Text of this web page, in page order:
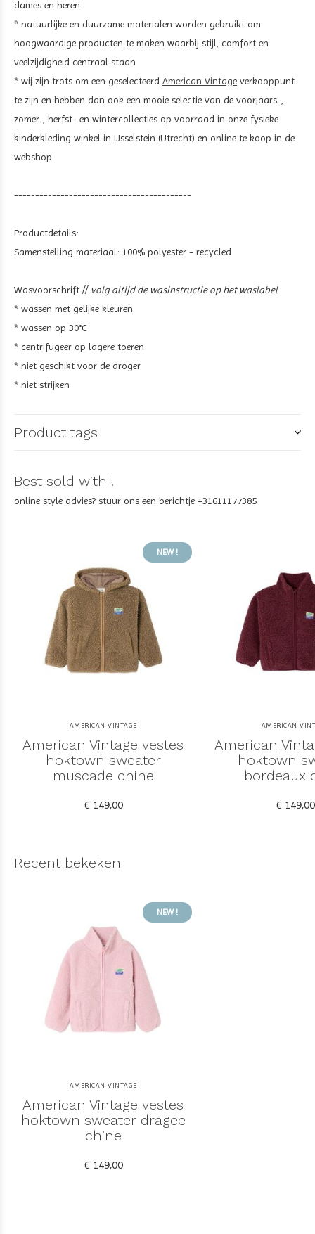
dames en heren
* natuurlijke en duurzame materialen worden gebruikt om
hoogwaardige producten te maken waarbij stijl, comfort en
veelzijdigheid centraal staan
* wij zijn trots om een geselecteerd American Vintage verkooppunt
te zijn en hebben dan ook een mooie selectie van de voorjaars-,
zomer-, herfst- en wintercollecties op voorraad in onze fysieke
kinderkleding winkel in IJsselstein (Utrecht) en online te koop in de
webshop
------------------------------------------
Productdetails:
Samenstelling materiaal: 100% polyester - recycled
Wasvoorschrift // volg altijd de wasinstructie op het waslabel
* wassen met gelijke kleuren
* wassen op 30°C
* centrifugeer op lagere toeren
* niet geschikt voor de droger
* niet strijken
Product tags
Best sold with !
online style advies? stuur ons een berichtje +31611177385
NEW !
AMERICAN VINTAGE
American Vintage vestes
hoktown sweater
muscade chine
€ 149,00
AMERICAN
American
hoktown
bordeaux
€ 149,00
Recent bekeken
NEW !
AMERICAN VINTAGE
American Vintage vestes
hoktown sweater dragee
chine
€ 149,00